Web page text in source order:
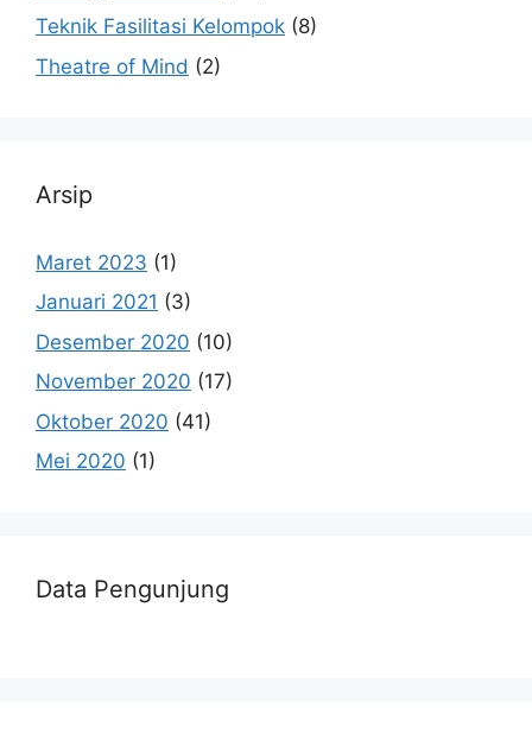
Teknik Fasilitasi Kelompok (8)
Theatre of Mind (2)
Arsip
Maret 2023 (1)
Januari 2021 (3)
Desember 2020 (10)
November 2020 (17)
Oktober 2020 (41)
Mei 2020 (1)
Data Pengunjung